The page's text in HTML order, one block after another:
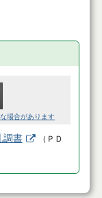
場合があります
書 （ ＰＤ